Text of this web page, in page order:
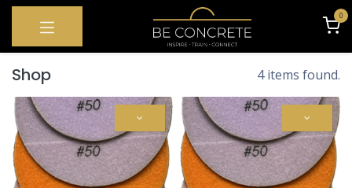
OVERSLAAN NAAR INHOUD 0
Shop 4 items found.